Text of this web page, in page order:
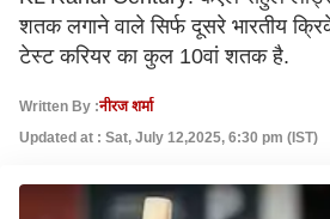
शतक लगाने वाले सिर्फ दूसरे भारतीय
टेस्ट करियर का कुल 10वां शतक है.
Written By :नीरज शर्मा
Updated at : Sat, July 12,2025, 6:30 pm (IST)